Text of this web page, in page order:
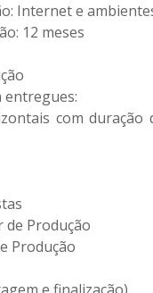
Internet e
12 meses
entregues:
com duração
Produção
Produção